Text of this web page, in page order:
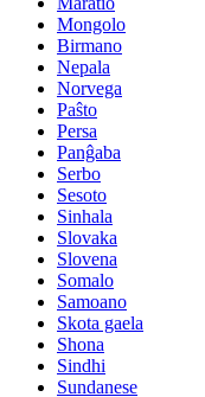
Mongolo
Birmano
Nepala
Norvega
Paŝto
Persa
Panĝaba
Serbo
Sesoto
Sinhala
Slovaka
Slovena
Somalo
Samoano
Skota gaela
Shona
Sindhi
Sundanese